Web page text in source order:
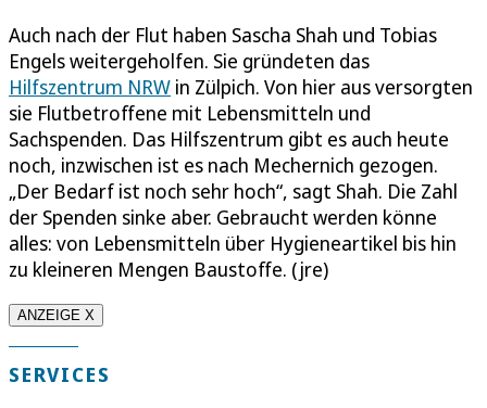
Auch nach der Flut haben Sascha Shah und Tobias
Engels weitergeholfen. Sie gründeten das
Hilfszentrum NRW in Zülpich. Von hier aus versorgten
sie Flutbetroffene mit Lebensmitteln und
Sachspenden. Das Hilfszentrum gibt es auch heute
noch, inzwischen ist es nach Mechernich gezogen.
„Der Bedarf ist noch sehr hoch“, sagt Shah. Die Zahl
der Spenden sinke aber. Gebraucht werden könne
alles: von Lebensmitteln über Hygieneartikel bis hin
zu kleineren Mengen Baustoffe. (jre)
ANZEIGE X
SERVICES